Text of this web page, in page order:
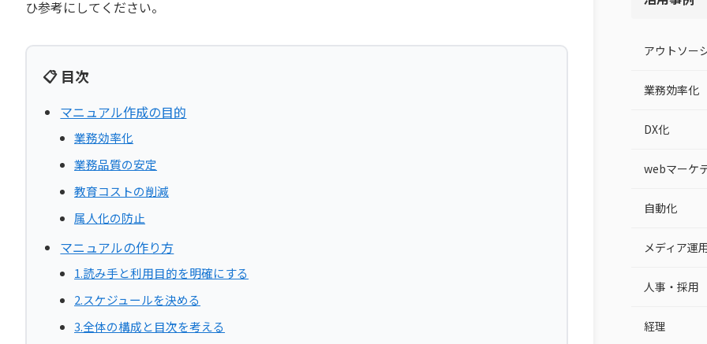
ひ参考にしてください。
📋 目次
マニュアル作成の目的
業務効率化
業務品質の安定
教育コストの削減
属人化の防止
マニュアルの作り方
1.読み手と利用目的を明確にする
2.スケジュールを決める
3.全体の構成と目次を考える
アウトソー
業務効率化
DX化
webマーケ
自動化
メディア運
人事・採用
経理